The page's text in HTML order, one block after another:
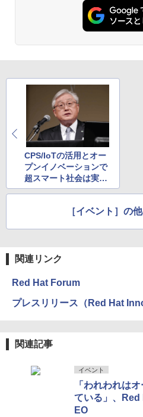
CPS/IoTの活用とオー
プンイノベーションで
超スマート社会は実現
するか？ 日立・東原
［イベント］の
関連リンク
Red Hat Forum
プレスリリース（Red Hat
関連記事
イベント
「われわれは
ている」、Red
EO